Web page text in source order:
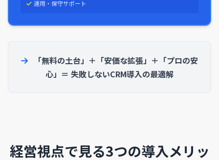
運用・保守サポート
「無料の土台」＋「安価な拡張」＋「プロの安
心」＝ 失敗しないCRM導入の最適解
経営視点で見る3つの導入メリッ